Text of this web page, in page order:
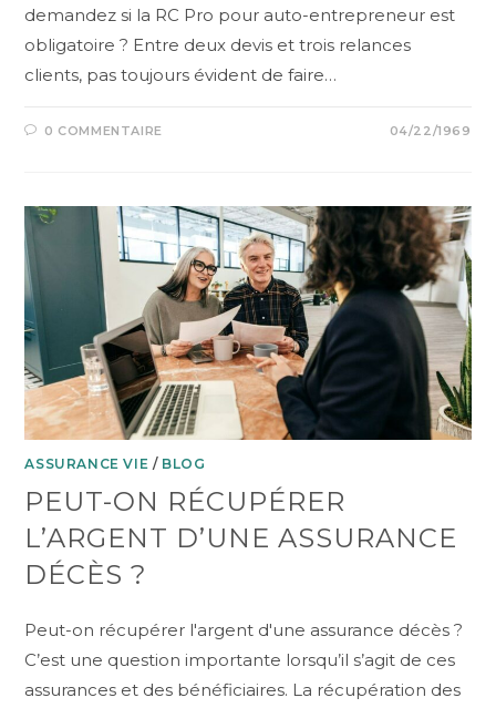
demandez si la RC Pro pour auto-entrepreneur est
obligatoire ? Entre deux devis et trois relances
clients, pas toujours évident de faire…
0 COMMENTAIRE 04/22/1969
ASSURANCE VIE / BLOG
PEUT-ON RÉCUPÉRER
L’ARGENT D’UNE ASSURANCE
DÉCÈS ?
Peut-on récupérer l'argent d'une assurance décès ?
C’est une question importante lorsqu’il s’agit de ces
assurances et des bénéficiaires. La récupération des